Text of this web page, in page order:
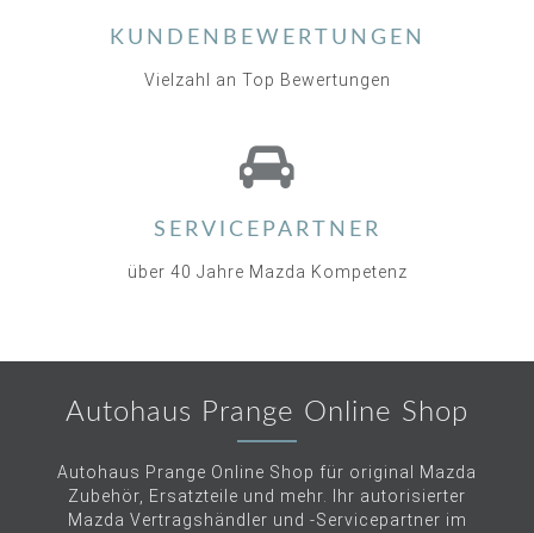
KUNDENBEWERTUNGEN
Vielzahl an Top Bewertungen
SERVICEPARTNER
über 40 Jahre Mazda Kompetenz
Autohaus Prange Online Shop
Autohaus Prange Online Shop für original Mazda
Zubehör, Ersatzteile und mehr. Ihr autorisierter
Mazda Vertragshändler und -Servicepartner im